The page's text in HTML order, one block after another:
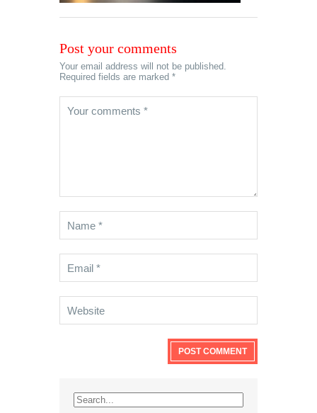
Post your comments
Your email address will not be published.
Required fields are marked *